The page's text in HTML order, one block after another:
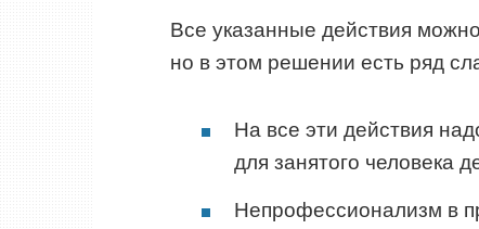
Все указанные действия
но в этом решении есть ряд
На все эти действия
для занятого человека
Непрофессионализм в